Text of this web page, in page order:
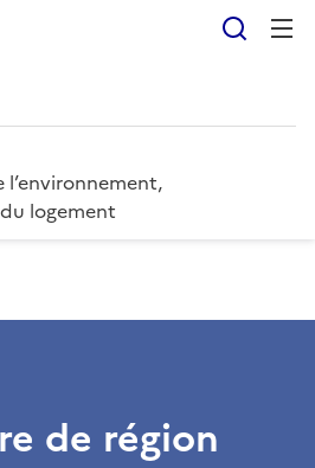
logement
de région